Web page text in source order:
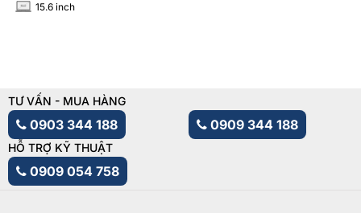
INCH 15.6 inch
TƯ VẤN - MUA HÀNG
0903 344 188 0909 344 188
HỖ TRỢ KỸ THUẬT
0909 054 758